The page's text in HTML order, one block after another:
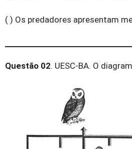
( ) Os predadores apresentam
Questão 02. UESC-BA. O